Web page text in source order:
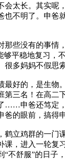
会太长。其实呢
也不明了。申爸
那些没有的事情
够平稳地复习，
很多妈妈不假思
最好的，是生
第三名！在高
……申爸还笃定
爸的眼前，搞得
鹤立鸡群的一门
课，进入一轮复
“不舒服”的日子